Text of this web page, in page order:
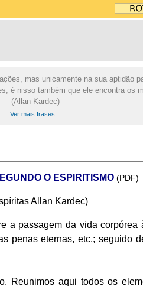
mas unicamente na sua aptidão
é nisso também que ele encontra os
(Allan Kardec)
Ver mais frases...
O ESPIRITISMO(PDF)
Allan Kardec)
a passagem da vida
penas eternas, etc.; seguido
Reunimos aqui todos os